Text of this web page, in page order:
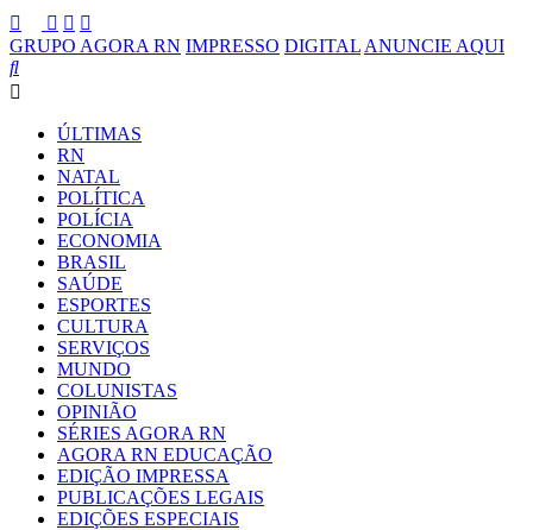
GRUPO AGORA RN IMPRESSO DIGITAL ANUNCIE AQUI
ÚLTIMAS
RN
NATAL
POLÍTICA
POLÍCIA
ECONOMIA
BRASIL
SAÚDE
ESPORTES
CULTURA
SERVIÇOS
MUNDO
COLUNISTAS
OPINIÃO
SÉRIES AGORA RN
AGORA RN EDUCAÇÃO
EDIÇÃO IMPRESSA
PUBLICAÇÕES LEGAIS
EDIÇÕES ESPECIAIS